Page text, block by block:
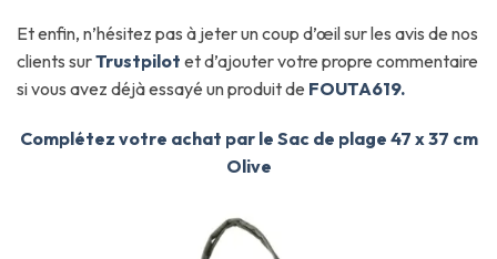
Et enfin, n’hésitez pas à jeter un coup d’œil sur les avis de nos
clients surTrustpilot et d’ajouter votre propre commentaire
si vous avez déjà essayé un produit de FOUTA619.
Complétez votre achat par le Sac de plage 47 x 37 cm
Olive